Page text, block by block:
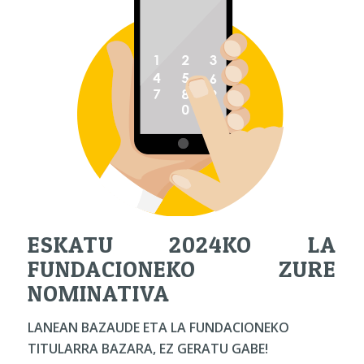
ESKATU 2024KO LA
FUNDACIONEKO ZURE
NOMINATIVA
LANEAN BAZAUDE ETA LA FUNDACIONEKO
TITULARRA BAZARA, EZ GERATU GABE!